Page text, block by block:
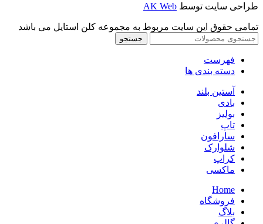
طراحی سایت توسط AK Web
تمامی حقوق این سایت مربوط به مجموعه کلن استایل می باشد
جستجو
فهرست
دسته بندی ها
آستین بلند
بادی
بولیز
تاپ
سارافون
شلوارک
کراپ
ماکسی
Home
فروشگاه
بلاگ